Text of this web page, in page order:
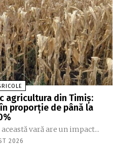
agricultura din Timiș:
proporție de până la
vară are un impact...
2026